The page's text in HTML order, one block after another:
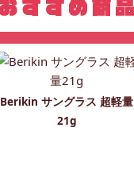
Berikin サングラス 超軽量
21g